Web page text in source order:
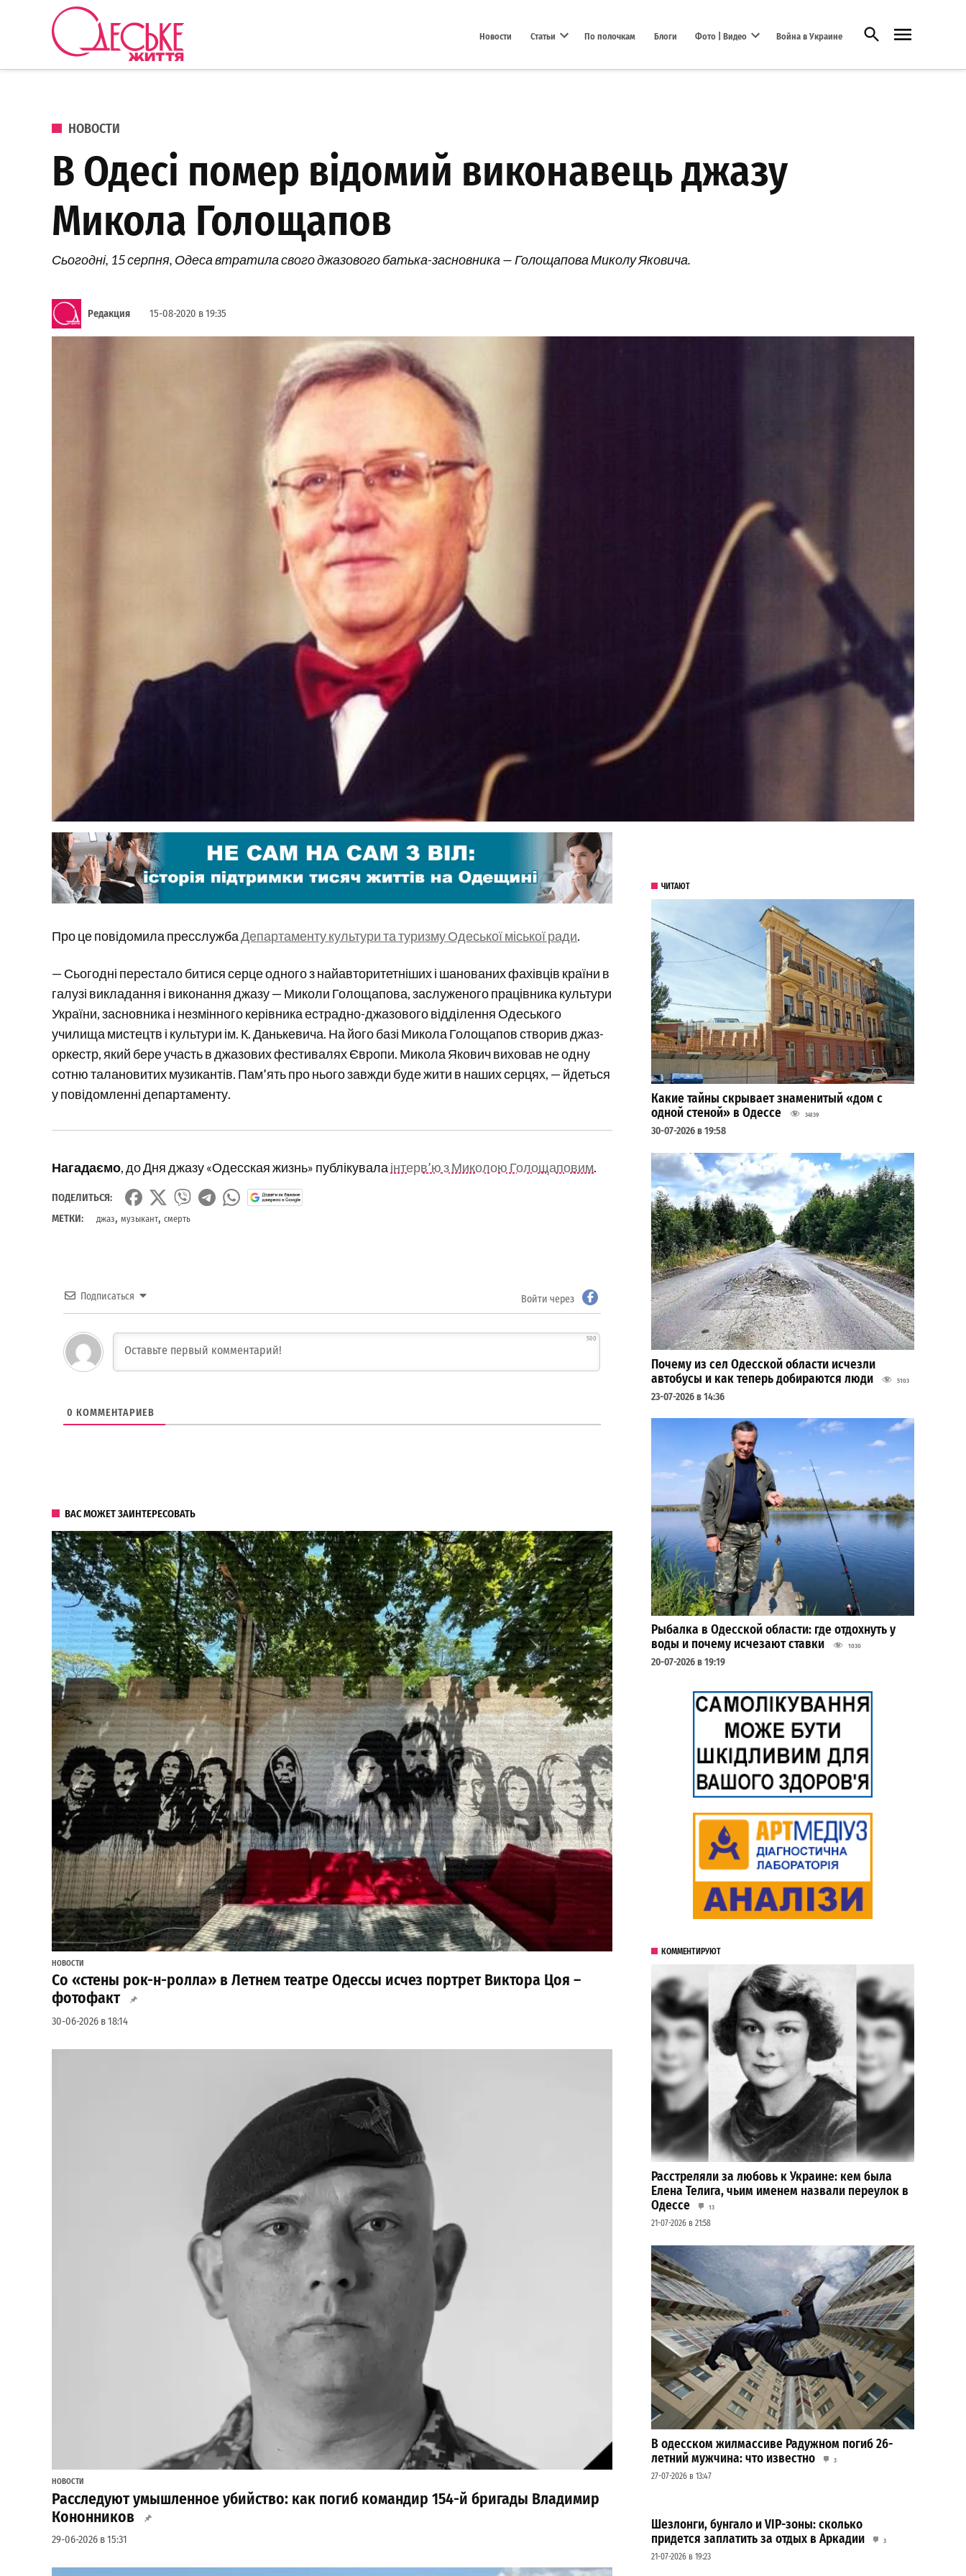
Перейти к содержанию
Новости Статьи По полочкам Блоги Фото | Видео Война в Украине Открыть поиск
ОПУБЛИКОВАНО В
НОВОСТИ
В Одесі помер відомий виконавець джазу
Микола Голощапов
Сьогодні, 15 серпня, Одеса втратила свого джазового батька-засновника — Голощапова Миколу Яковича.
Редакция 15-08-2020 в 19:35
Про це повідомила пресслужбаДепартаменту культури та туризму Одеської міської ради.
— Сьогодні перестало битися серце одного з найавторитетніших і шанованих фахівців країни в
галузі викладання і виконання джазу — Миколи Голощапова, заслуженого працівника культури
України, засновника і незмінного керівника естрадно-джазового відділення Одеського
училища мистецтв і культури ім. К. Данькевича. На його базі Микола Голощапов створив джаз-
оркестр, який бере участь в джазових фестивалях Європи. Микола Якович виховав не одну
сотню талановитих музикантів. Пам’ять про нього завжди буде жити в наших серцях, — йдеться
у повідомленні департаменту.
Нагадаємо, до Дня джазу «Одесская жизнь» публікувалаінтерв’ю з Миколою Голощаповим.
ПОДЕЛИТЬСЯ:
МЕТКИ:
джаз, музыкант, смерть
Подписаться Войти через
500
0 КОММЕНТАРИЕВ
ВАС МОЖЕТ ЗАИНТЕРЕСОВАТЬ
НОВОСТИ
Со «стены рок-н-ролла» в Летнем театре Одессы исчез портрет Виктора Цоя –
фотофакт
30-06-2026 в 18:14
НОВОСТИ
Расследуют умышленное убийство: как погиб командир 154-й бригады Владимир
Кононников
29-06-2026 в 15:31
ЧИТАЮТ
Какие тайны скрывает знаменитый «дом с
одной стеной» в Одессе
34139
30-07-2026 в 19:58
Почему из сел Одесской области исчезли
автобусы и как теперь добираются люди
5103
23-07-2026 в 14:36
Рыбалка в Одесской области: где отдохнуть у
воды и почему исчезают ставки
1030
20-07-2026 в 19:19
КОММЕНТИРУЮТ
Расстреляли за любовь к Украине: кем была
Елена Телига, чьим именем назвали переулок в
Одессе
13
21-07-2026 в 21:58
В одесском жилмассиве Радужном погиб 26-
летний мужчина: что известно
3
27-07-2026 в 13:47
Шезлонги, бунгало и VIP-зоны: сколько
придется заплатить за отдых в Аркадии
3
21-07-2026 в 19:23